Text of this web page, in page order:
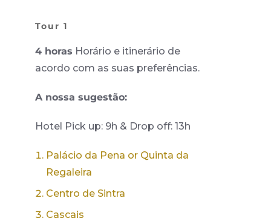
Tour 1
4 horas Horário e itinerário de
acordo com as suas preferências.
A nossa sugestão:
Hotel Pick up: 9h & Drop off: 13h
Palácio da Pena or Quinta da
Regaleira
Centro de Sintra
Cascais